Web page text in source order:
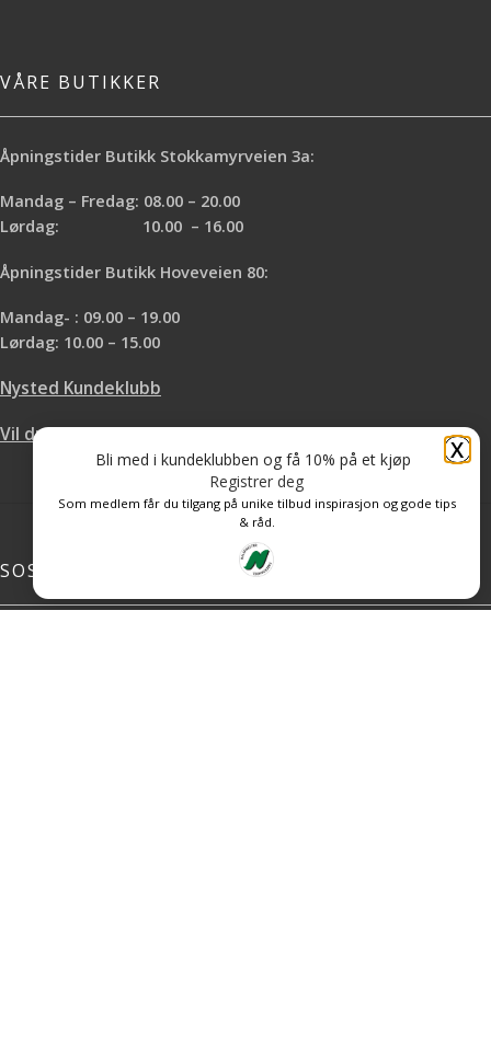
VÅRE BUTIKKER
Åpningstider Butikk Stokkamyrveien 3a:
Mandag – Fredag: 08.00 – 20.00
Lørdag: 10.00 – 16.00
Åpningstider Butikk Hoveveien 80:
Mandag- : 09.00 – 19.00
Lørdag: 10.00 – 15.00
Nysted Kundeklubb
Vil du leie hos oss?
SOSIALE MEDIER
X
Bli med i kundeklubben og få 10% på et kjøp
Registrer deg
Som medlem får du tilgang på unike tilbud inspirasjon og gode tips
& råd.